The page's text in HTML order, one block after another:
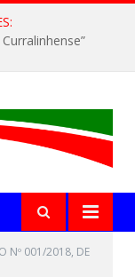
Nº 001/2018, DE